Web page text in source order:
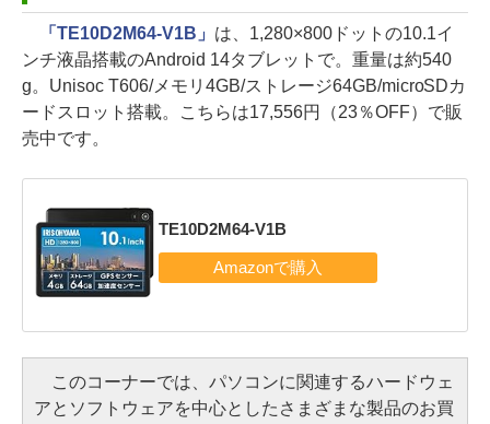
「TE10D2M64-V1B」 は、1,280×800ドットの10.1イ
ンチ液晶搭載のAndroid 14タブレットで。重量は約540
g。Unisoc T606/メモリ4GB/ストレージ64GB/microSDカ
ードスロット搭載。こちらは17,556円（23％OFF）で販
売中です。
TE10D2M64-V1B
このコーナーでは、パソコンに関連するハードウェ
アとソフトウェアを中心としたさまざまな製品のお買